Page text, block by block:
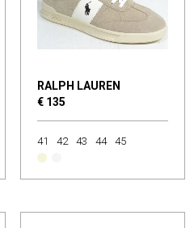
RALPH LAUREN
€ 135
41 42 43 44 45